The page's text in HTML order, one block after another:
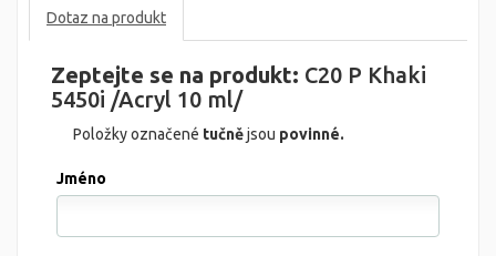
Dotaz na produkt
Zeptejte se na produkt: C20 P Khaki
5450i /Acryl 10 ml/
Položky označené tučnějsou povinné.
Jméno